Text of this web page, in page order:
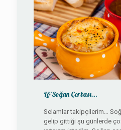
Lö’Soğan Çorbası…
Selamlar takipçilerim…
gelip gittiği şu günlerde